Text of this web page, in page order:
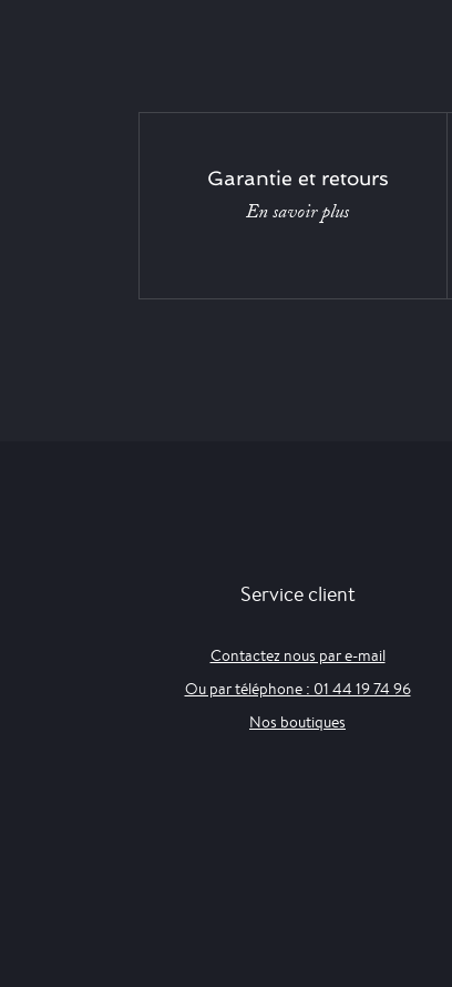
Garantie et retours
En savoir plus
Service client
Contactez nous par e-mail
Ou par téléphone : 01 44 19 74 96
Nos boutiques